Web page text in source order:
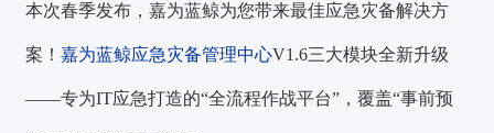
本次春季发布，嘉为蓝鲸为您带来最佳应急灾备解决方
案！嘉为蓝鲸应急灾备管理中心V1.6三大模块全新升级
——专为IT应急打造的“全流程作战平台”，覆盖“事前预